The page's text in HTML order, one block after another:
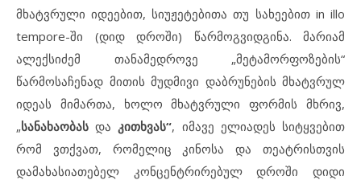
მხატვრული იდეებით, სიუჟეტებითა თუ სახეებით in illo
tempore-ში (დიდ დროში) წარმოგვიდგინა. მარიამ
ალექსიძემ თანამედროვე „მეტამორფოზების“
წარმოსაჩენად მითის მუდმივი დაბრუნების მხატვრულ
იდეას მიმართა, ხოლო მხატვრული ფორმის მხრივ,
„სანახაობას და კითხვას“, იმავე ელიადეს სიტყვებით
რომ ვთქვათ, რომელიც კინოსა და თეატრისთვის
დამახასიათებელ კონცენტრირებულ დროში დიდი